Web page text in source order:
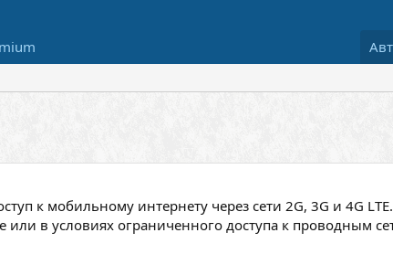
к мобильному интернету через сети 2G, 3G и 4G
в условиях ограниченного доступа к проводным